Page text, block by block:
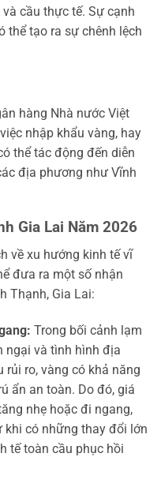
cầu thực tế. Sự cạnh
thể tạo ra sự chênh lệch
hàng Nhà nước Việt
nhập khẩu vàng, hay
thể tác động đến diễn
địa phương như Vĩnh
Gia Lai Năm 2026
về xu hướng kinh tế vĩ
đưa ra một số nhận
Thạnh, Gia Lai:
Trong bối cảnh lạm
ngại và tình hình địa
ro, vàng có khả năng
ẩn an toàn. Do đó, giá
nhẹ hoặc đi ngang,
khi có những thay đổi lớn
tế toàn cầu phục hồi